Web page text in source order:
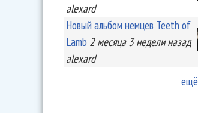
alexard
Новый альбом немцев Teeth of
Lamb 2 месяца 3 неделиназад
alexard
ещё